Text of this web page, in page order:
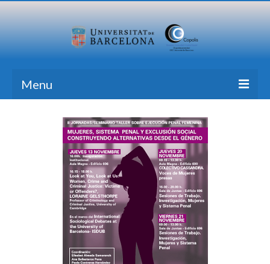
Menu
Research
Formation
Publications